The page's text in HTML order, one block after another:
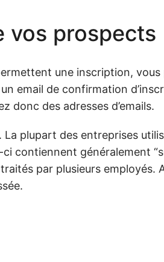
vos prospects
une inscription, vous
email de confirmation
donc des adresses d’emails.
plupart des entreprises
contiennent généralement
par plusieurs employés.